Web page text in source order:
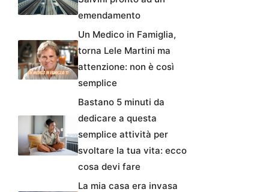
emendamento
Un Medico in Famiglia,
torna Lele Martini ma
attenzione: non è così
semplice
Bastano 5 minuti da
dedicare a questa
semplice attività per
svoltare la tua vita: ecco
cosa devi fare
La mia casa era invasa